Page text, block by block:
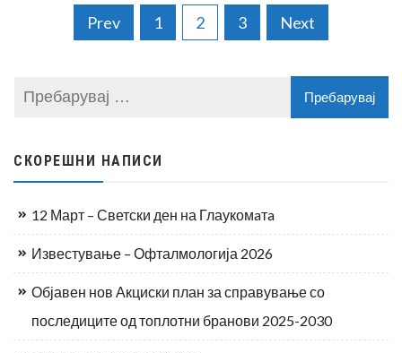
Prev 1 2 3 Next
СКОРЕШНИ НАПИСИ
12 Март – Светски ден на Глаукомaтa
Известување – Офталмологија 2026
Објавен нов Акциски план за справување со
последиците од топлотни бранови 2025-2030